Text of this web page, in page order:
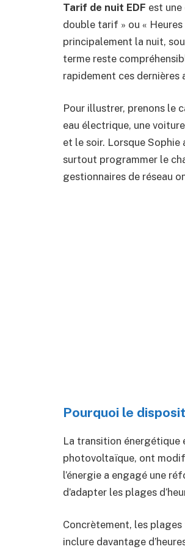
Tarif de nuit EDF est
double tarif » ou « Heures
principalement la nuit,
terme reste
rapidement ces dernières
Pour illustrer, prenons le
eau électrique, une
et le soir. Lorsque Sophie
surtout programmer le
gestionnaires de réseau
Pourquoi le
La transition énergétique
photovoltaïque, ont
l’énergie a engagé une
d’adapter les plages
Concrètement, les
inclure davantage